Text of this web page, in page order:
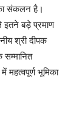
संकलन है।
इतने बड़े प्रमाण
श्री दीपक
महत्वपूर्ण भूमिका